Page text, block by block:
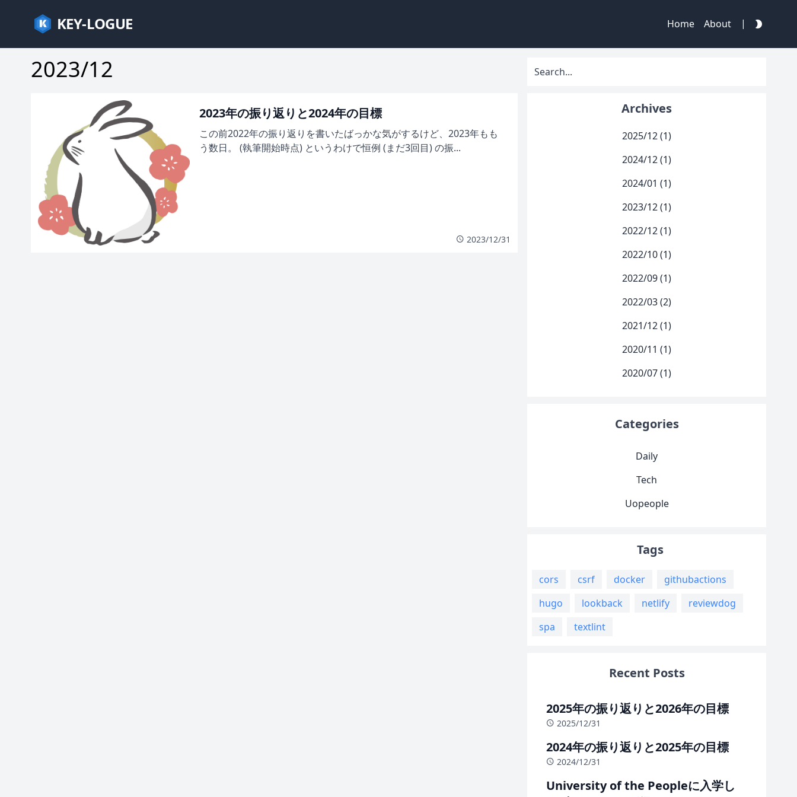
KEY-LOGUE Home About |
2023/12
2023年の振り返りと2024年の目標
この前2022年の振り返りを書いたばっかな気がするけど、2023年もも
う数日。 (執筆開始時点) というわけで恒例 (まだ3回目) の振...
2023/12/31
Archives
2025/12 (1)
2024/12 (1)
2024/01 (1)
2023/12 (1)
2022/12 (1)
2022/10 (1)
2022/09 (1)
2022/03 (2)
2021/12 (1)
2020/11 (1)
2020/07 (1)
Categories
Daily
Tech
Uopeople
Tags
cors csrf docker
githubactions
hugo
lookback netlify
reviewdog
spa
textlint
Recent Posts
2025年の振り返りと2026年の目標
2025/12/31
2024年の振り返りと2025年の目標
2024/12/31
University of the Peopleに入学し